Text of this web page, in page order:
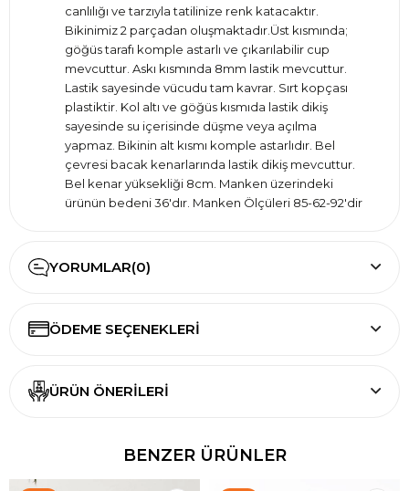
canlılığı ve tarzıyla tatilinize renk katacaktır.
Bikinimiz 2 parçadan oluşmaktadır.Üst kısmında;
göğüs tarafı komple astarlı ve çıkarılabilir cup
mevcuttur. Askı kısmında 8mm lastik mevcuttur.
Lastik sayesinde vücudu tam kavrar. Sırt kopçası
plastiktir. Kol altı ve göğüs kısmıda lastik dikiş
sayesinde su içerisinde düşme veya açılma
yapmaz. Bikinin alt kısmı komple astarlıdır. Bel
çevresi bacak kenarlarında lastik dikiş mevcuttur.
Bel kenar yüksekliği 8cm. Manken üzerindeki
ürünün bedeni 36'dır. Manken Ölçüleri 85-62-92'dir
YORUMLAR(0)
ÖDEME SEÇENEKLERI
ÜRÜN ÖNERILERI
BENZER ÜRÜNLER